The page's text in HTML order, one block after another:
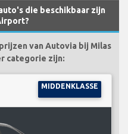
die beschikbaar zijn
van Autovia bij Milas
categorie zijn:
MIDDENKLASSE